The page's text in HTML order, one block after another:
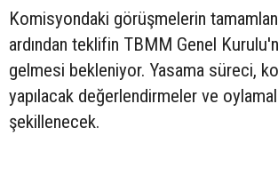
Komisyondaki görüşmelerin
ardından teklifin TBMM Genel
gelmesi bekleniyor. Yasama süreci,
yapılacak değerlendirmeler ve
şekillenecek.